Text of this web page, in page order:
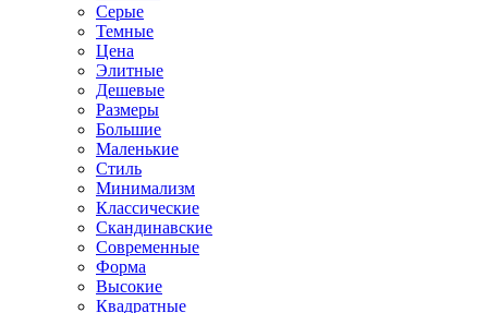
Серые
Темные
Цена
Элитные
Дешевые
Размеры
Большие
Маленькие
Стиль
Минимализм
Классические
Скандинавские
Современные
Форма
Высокие
Квадратные